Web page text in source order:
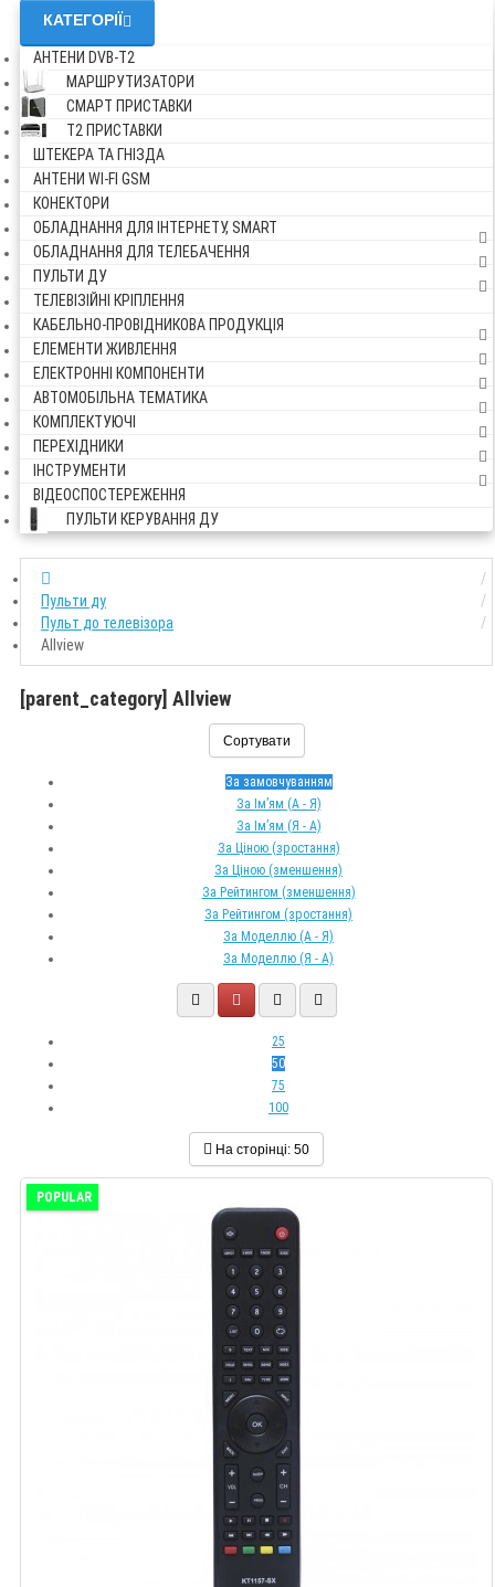
КАТЕГОРІЇ
АНТЕНИ DVB-Т2
МАРШРУТИЗАТОРИ
СМАРТ ПРИСТАВКИ
Т2 ПРИСТАВКИ
ШТЕКЕРА ТА ГНІЗДА
АНТЕНИ WI-FI GSM
КОНЕКТОРИ
ОБЛАДНАННЯ ДЛЯ ІНТЕРНЕТУ, SMART
ОБЛАДНАННЯ ДЛЯ ТЕЛЕБАЧЕННЯ
ПУЛЬТИ ДУ
ТЕЛЕВІЗІЙНІ КРІПЛЕННЯ
КАБЕЛЬНО-ПРОВІДНИКОВА ПРОДУКЦІЯ
ЕЛЕМЕНТИ ЖИВЛЕННЯ
ЕЛЕКТРОННІ КОМПОНЕНТИ
АВТОМОБІЛЬНА ТЕМАТИКА
КОМПЛЕКТУЮЧІ
ПЕРЕХІДНИКИ
ІНСТРУМЕНТИ
ВІДЕОСПОСТЕРЕЖЕННЯ
ПУЛЬТИ КЕРУВАННЯ ДУ
Пульти ду
Пульт до телевізора
Allview
[parent_category] Allview
Сортувати
За замовчуванням
За Ім’ям (A - Я)
За Ім’ям (Я - A)
За Ціною (зростання)
За Ціною (зменшення)
За Рейтингом (зменшення)
За Рейтингом (зростання)
За Моделлю (A - Я)
За Моделлю (Я - A)
25
50
75
100
На сторінці: 50
POPULAR